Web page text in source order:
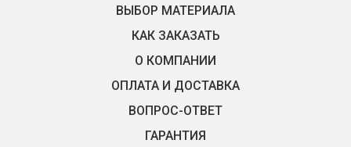
ВЫБОР МАТЕРИАЛА
КАК ЗАКАЗАТЬ
О КОМПАНИИ
ОПЛАТА И ДОСТАВКА
ВОПРОС-ОТВЕТ
ГАРАНТИЯ